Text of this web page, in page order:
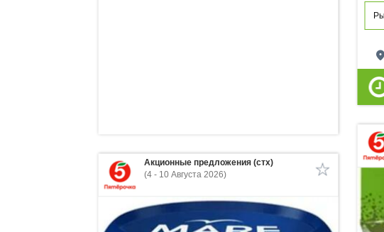
place
Акционные предложения (стх)
(4 - 10 Августа 2026)